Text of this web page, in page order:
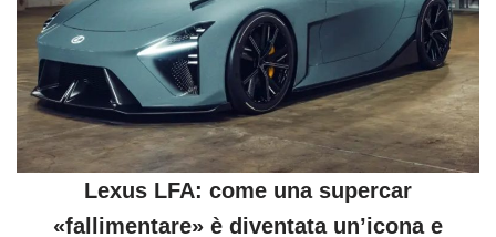
Lexus LFA: come una supercar
«fallimentare» è diventata un’icona e